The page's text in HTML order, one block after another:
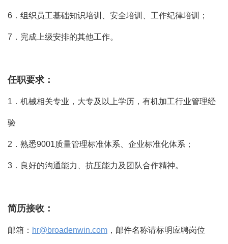
6．组织员工基础知识培训、安全培训、工作纪律培训；
7．完成上级安排的其他工作。
任职要求：
1．机械相关专业，大专及以上学历，有机加工行业管理经
验
2．熟悉9001质量管理标准体系、企业标准化体系；
3．良好的沟通能力、抗压能力及团队合作精神。
简历接收：
邮箱： hr@broadenwin.com ，邮件名称请标明应聘岗位